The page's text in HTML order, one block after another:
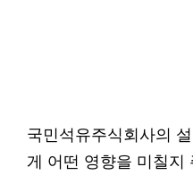
국민석유주식회사의
게 어떤 영향을 미칠지